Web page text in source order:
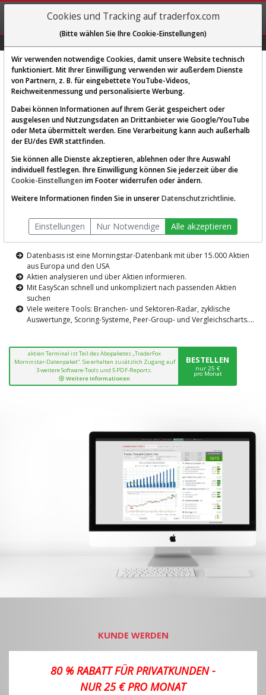
REGIS-
TRIEREN
Diese Funktion ist nur für
AKTIEN-TERMINAL
Die Aktienanalyse-Plattform von
TraderFox
Datenbasis ist eine Morningstar-Datenbank mit über 15.000 Aktien
aus Europa und den USA
Aktien analysieren und über Aktien informieren.
Mit EasyScan schnell und unkompliziert nach passenden Aktien
suchen
Viele weitere Tools: Branchen- und Sektoren-Radar, zyklische
Auswertunge, Scoring-Systeme, Peer-Group- und Vergleichscharts....
aktien Terminal ist Teil des Abopaketes „TraderFox
Morninstar-Datenpaket“. Sie erhalten zusätzlich Zugang auf
3 weitere Software-Tools und 5 PDF-Reports.
Weitere Informationen
BESTELLEN
nur 25 €
pro Monat
KUNDE WERDEN
80 % RABATT FÜR PRIVATKUNDEN -
NUR 25 € PRO MONAT
Cookies und Tracking auf traderfox.com
(Bitte wählen Sie Ihre Cookie-Einstellungen)
Wir verwenden notwendige Cookies, damit unsere Website technisch
funktioniert. Mit Ihrer Einwilligung verwenden wir außerdem Dienste
von Partnern, z. B. für eingebettete YouTube-Videos,
Reichweitenmessung und personalisierte Werbung.
Dabei können Informationen auf Ihrem Gerät gespeichert oder
ausgelesen und Nutzungsdaten an Drittanbieter wie Google/YouTube
oder Meta übermittelt werden. Eine Verarbeitung kann auch außerhalb
der EU/des EWR stattfinden.
Sie können alle Dienste akzeptieren, ablehnen oder Ihre Auswahl
individuell festlegen. Ihre Einwilligung können Sie jederzeit über die
Cookie-Einstellungen im Footer widerrufen oder ändern.
Weitere Informationen finden Sie in unsererDatenschutzrichtlinie.
Einstellungen Nur Notwendige Alle akzeptieren